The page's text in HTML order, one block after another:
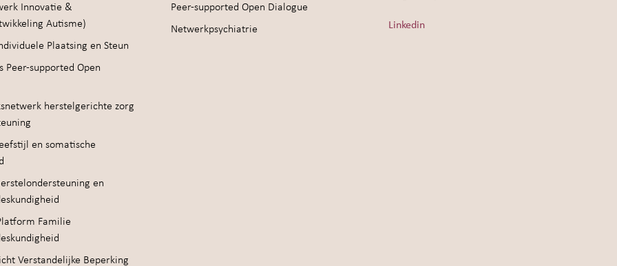
Innovatie &
Autisme)
Plaatsing en Steun
Peer-supported Open
herstelgerichte zorg
en somatische
en
Familie
Verstandelijke Beperking
Peer-supported Open Dialogue
Netwerkpsychiatrie
Linkedin